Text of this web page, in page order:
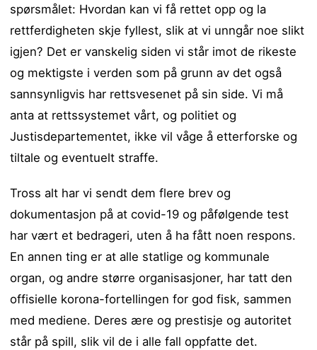
spørsmålet: Hvordan kan vi få rettet opp og la
rettferdigheten skje fyllest, slik at vi unngår noe slikt
igjen? Det er vanskelig siden vi står imot de rikeste
og mektigste i verden som på grunn av det også
sannsynligvis har rettsvesenet på sin side. Vi må
anta at rettssystemet vårt, og politiet og
Justisdepartementet, ikke vil våge å etterforske og
tiltale og eventuelt straffe.
Tross alt har vi sendt dem flere brev og
dokumentasjon på at covid-19 og påfølgende test
har vært et bedrageri, uten å ha fått noen respons.
En annen ting er at alle statlige og kommunale
organ, og andre større organisasjoner, har tatt den
offisielle korona-fortellingen for god fisk, sammen
med mediene. Deres ære og prestisje og autoritet
står på spill, slik vil de i alle fall oppfatte det.